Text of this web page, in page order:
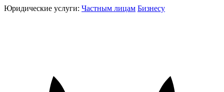
Юридические услуги: Частным лицам Бизнесу